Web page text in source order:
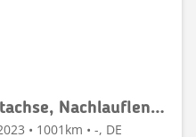
Doll LOGO H3L-14XL, Liftachse, Nachlauflenkachse,
• 1001km • -, DE